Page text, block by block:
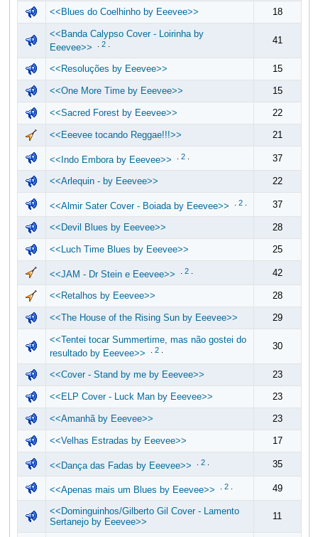
<<Blues do Coelhinho by Eeevee>> 18
<<Banda Calypso Cover - Loirinha by
Eeevee>>
2. 41
<<Resoluções by Eeevee>> 15
<<One More Time by Eeevee>> 15
<<Sacred Forest by Eeevee>> 22
<<Eeevee tocando Reggae!!!>> 21
<<Indo Embora by Eeevee>> 2. 37
<<Arlequin - by Eeevee>> 22
<<Almir Sater Cover - Boiada by Eeevee>> 2. 37
<<Devil Blues by Eeevee>> 28
<<Luch Time Blues by Eeevee>> 25
<<JAM - Dr Stein e Eeevee>> 2. 42
<<Retalhos by Eeevee>> 28
<<The House of the Rising Sun by Eeevee>> 29
<<Tentei tocar Summertime, mas não gostei do
resultado by Eeevee>>
2. 30
<<Cover - Stand by me by Eeevee>> 23
<<ELP Cover - Luck Man by Eeevee>> 23
<<Amanhã by Eeevee>> 23
<<Velhas Estradas by Eeevee>> 17
<<Dança das Fadas by Eeevee>> 2. 35
<<Apenas mais um Blues by Eeevee>> 2. 49
<<Dominguinhos/Gilberto Gil Cover - Lamento
Sertanejo by Eeevee>>
11